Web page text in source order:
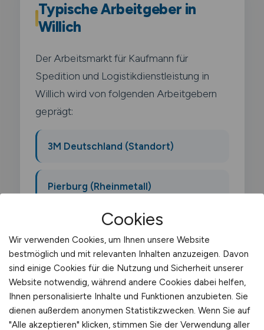
Typische Arbeitgeber in
Willich
Der Arbeitsmarkt für Kaufmann für
Spedition und Logistikdienstleistung in
Willich wird von folgenden Arbeitgebern
geprägt:
3M Deutschland (Standort)
Pierburg (Rheinmetall)
Schwerpunkt-Gewerbegebiete sind
Industriegebiet Muenchheide,
Gewerbegebiet Stahlwerk Becker .
Cookies
Wir verwenden Cookies, um Ihnen unsere Website
bestmöglich und mit relevanten Inhalten anzuzeigen. Davon
sind einige Cookies für die Nutzung und Sicherheit unserer
Website notwendig, während andere Cookies dabei helfen,
Ihnen personalisierte Inhalte und Funktionen anzubieten. Sie
dienen außerdem anonymen Statistikzwecken. Wenn Sie auf
"Alle akzeptieren" klicken, stimmen Sie der Verwendung aller